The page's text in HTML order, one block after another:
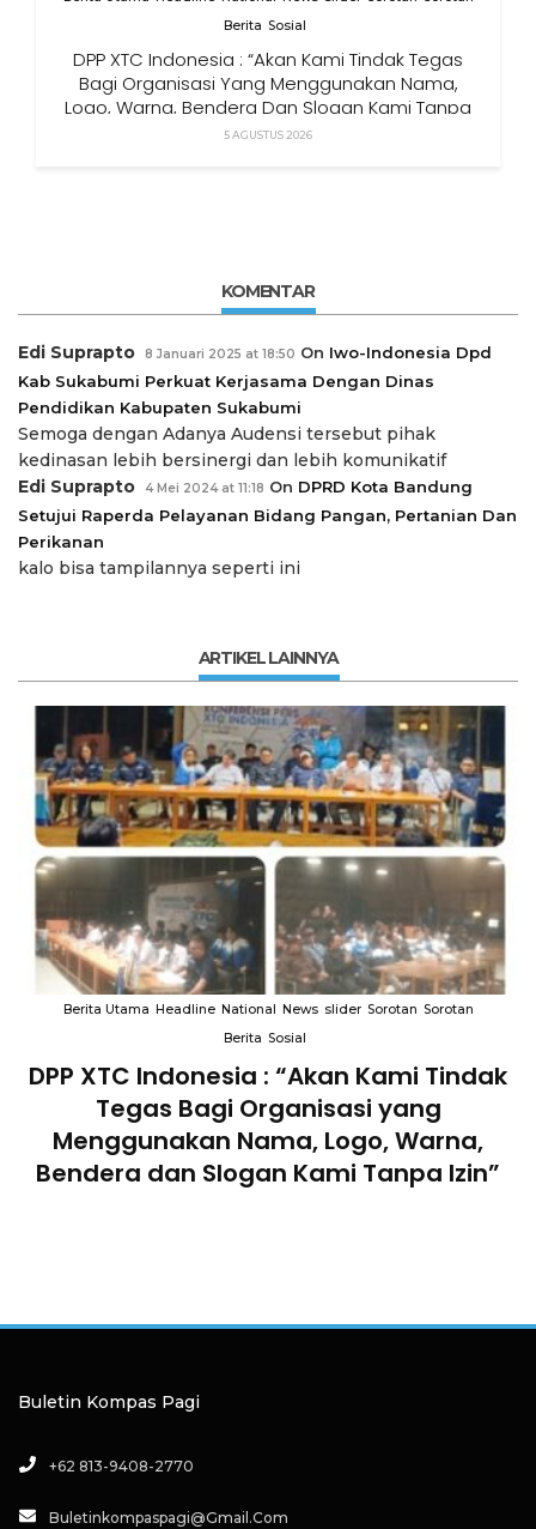
Berita Sosial
DPP XTC Indonesia : “Akan Kami Tindak Tegas
Bagi Organisasi Yang Menggunakan Nama,
Logo, Warna, Bendera Dan Slogan Kami Tanpa
Izin”
5 AGUSTUS 2026
KOMENTAR
Edi Suprapto 8 Januari 2025 at 18:50 On Iwo-Indonesia Dpd
Kab Sukabumi Perkuat Kerjasama Dengan Dinas
Pendidikan Kabupaten Sukabumi
Semoga dengan Adanya Audensi tersebut pihak
kedinasan lebih bersinergi dan lebih komunikatif
Edi Suprapto
4 Mei 2024 at 11:18 On DPRD Kota Bandung
Setujui Raperda Pelayanan Bidang Pangan, Pertanian Dan
Perikanan
kalo bisa tampilannya seperti ini
ARTIKEL LAINNYA
Berita Utama Headline National News slider Sorotan Sorotan
Berita Sosial
DPP XTC Indonesia : “Akan Kami Tindak
Tegas Bagi Organisasi yang
Menggunakan Nama, Logo, Warna,
Bendera dan Slogan Kami Tanpa Izin”
Buletin Kompas Pagi
+62 813-9408-2770
Buletinkompaspagi@gmail.com